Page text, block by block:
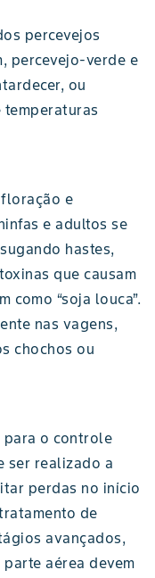
percevejos
percevejo-verde e
ou
temperaturas
e
e adultos se
hastes,
que causam
como “soja louca”.
nas vagens,
chochos ou
para o controle
ser realizado a
perdas no início
de
avançados,
aérea devem